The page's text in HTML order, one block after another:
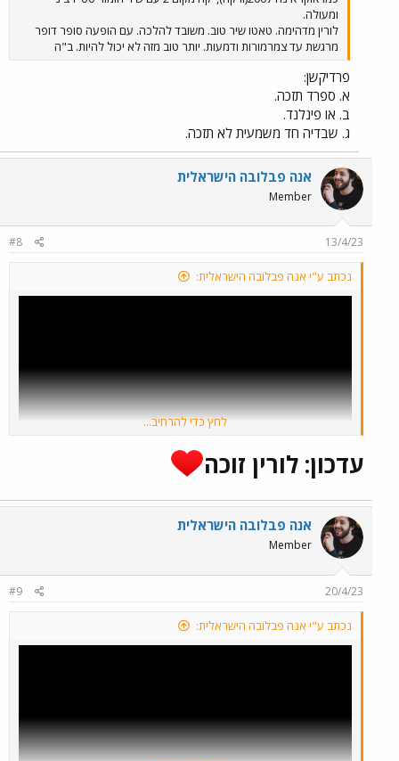
ומעולה.
לורין מדהימה. טאטו שיר טוב. משובד להלכה. עם הופעה סופר דופר
מרגשת עד צמרמורות ודמעות. יותר טוב מזה לא יכול להיות. ב"ה
פרדיקשן:
א. ספרד תזכה.
ב. או פינלנד.
ג. שבדיה חד משמעית לא תזכה.
אנה פבלובה הישראלית
Member
13/4/23
#8
נכתב ע"י אנה פבלובה הישראלית:
לחץ כדי להרחיב...
עדכון: לורין זוכה
אנה פבלובה הישראלית
Member
20/4/23
#9
נכתב ע"י אנה פבלובה הישראלית: